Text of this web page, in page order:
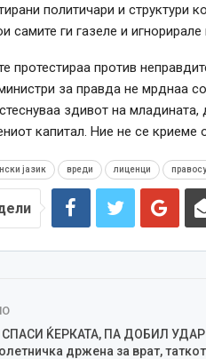
политичари и структури
самите ги газеле и
протестираа против
за правда не мрднаа
здивот на младината,
капитал. Ние не се криеме
јазик вреди лиценци
ЌЕРКАТА, ПА ДОБИЛ
држена за врат,